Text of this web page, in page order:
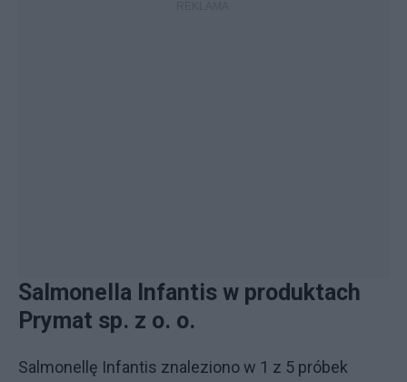
Salmonella Infantis w produktach
Prymat sp. z o. o.
Salmonellę Infantis znaleziono w 1 z 5 próbek